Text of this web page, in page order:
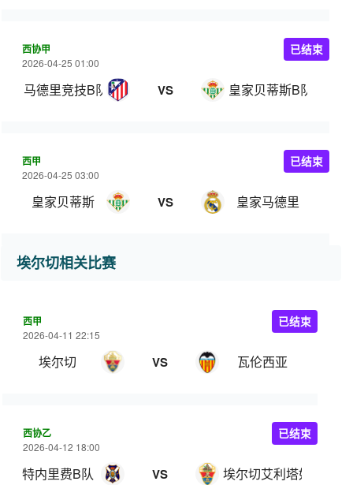
西协甲
2026-04-25 01:00
马德里竞技B队 VS 皇家贝蒂斯B队
已结束
西甲
2026-04-25 03:00
皇家贝蒂斯 VS 皇家马德里
已结束
埃尔切相关比赛
西甲
2026-04-11 22:15
埃尔切 VS 瓦伦西亚
已结束
西协乙
2026-04-12 18:00
特内里费B队 VS 埃尔切艾利塔奴
已结束